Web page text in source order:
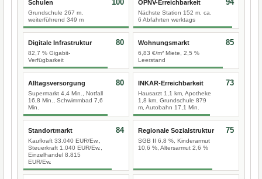
Schulen
Grundschule 267 m,
weiterführend 349 m
100 ÖPNV-Erreichbarkeit
Nächste Station 152 m, ca.
6 Abfahrten werktags
94
Digitale Infrastruktur
82,7 % Gigabit-
Verfügbarkeit
80 Wohnungsmarkt
6,83 €/m² Miete, 2,5 %
Leerstand
85
Alltagsversorgung
Supermarkt 4,4 Min., Notfall
16,8 Min., Schwimmbad 7,6
Min.
80 INKAR-Erreichbarkeit
Hausarzt 1,1 km, Apotheke
1,8 km, Grundschule 879
m, Autobahn 17,1 Min.
73
Standortmarkt
Kaufkraft 33.040 EUR/Ew.,
Steuerkraft 1.040 EUR/Ew.,
Einzelhandel 8.815
EUR/Ew.
84 Regionale Sozialstruktur
SGB II 6,8 %, Kinderarmut
10,6 %, Altersarmut 2,6 %
75